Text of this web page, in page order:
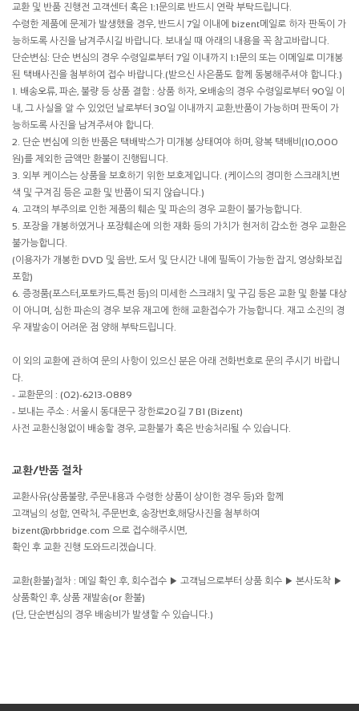
교환 및 반품 진행전 고객센터 혹은 1:1문의로 반드시 연락 부탁드립니다.
수령한 제품에 문제가 발생했을 경우, 반드시 7일 이내에 bizent메일로 하자 판독이 가
능하도록 사진을 남겨주시길 바랍니다. 보내실 때 아래의 내용을 꼭 참고바랍니다.
단순변심: 단순 변심의 경우 수령일로부터 7일 이내까지 1:1문의 또는 이메일로 미개봉
된 택배사진을 첨부하여 접수 바랍니다.(받으신 사은품도 함께 동봉해주셔야 합니다.)
1. 배송오류, 파손, 불량 등 상품 결함 : 상품 하자, 오배송의 경우 수령일로부터 90일 이
내, 그 사실을 알 수 있었던 날로부터 30일 이내까지 교환,반품이 가능하며 판독이 가
능하도록 사진을 남겨주셔야 합니다.
2. 단순 변심에 의한 반품은 택배박스가 미개봉 상태여야 하며, 왕복 택배비(10,000
원)를 제외한 금액만 환불이 진행됩니다.
3. 외부 케이스는 상품을 보호하기 위한 보호제입니다. (케이스의 경미한 스크래치,변
색 및 구겨짐 등은 교환 및 반품이 되지 않습니다.)
4. 고객의 부주의로 인한 제품의 훼손 및 파손의 경우 교환이 불가능합니다.
5. 포장을 개봉하였거나 포장훼손에 의한 재화 등의 가치가 현저히 감소한 경우 교환은
불가능합니다.
(이용자가 개봉한 DVD 및 음반, 도서 및 단시간 내에 필독이 가능한 잡지, 영상화보집
포함)
6. 증정품(포스터,포토카드,특전 등)의 미세한 스크래치 및 구김 등은 교환 및 환불 대상
이 아니며, 심한 파손의 경우 보유 재고에 한해 교환접수가 가능합니다. 재고 소진의 경
우 재발송이 어려운 점 양해 부탁드립니다.
이 외의 교환에 관하여 문의 사항이 있으신 분은 아래 전화번호로 문의 주시기 바랍니
다.
- 교환문의 : (02)-6213-0889
- 보내는 주소 : 서울시 동대문구 장한로20길 7 B1 (Bizent)
사전 교환신청없이 배송할 경우, 교환불가 혹은 반송처리될 수 있습니다.
교환/반품 절차
교환사유(상품불량, 주문내용과 수령한 상품이 상이한 경우 등)와 함께
고객님의 성함, 연락처, 주문번호, 송장번호,해당사진을 첨부하여
bizent@rbbridge.com 으로 접수해주시면,
확인 후 교환 진행 도와드리겠습니다.
교환(환불)절차 : 메일 확인 후, 회수접수 ▶ 고객님으로부터 상품 회수 ▶ 본사도착 ▶
상품확인 후, 상품 재발송(or 환불)
(단, 단순변심의 경우 배송비가 발생할 수 있습니다.)